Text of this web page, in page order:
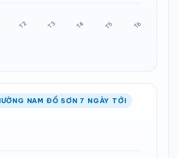
NAM ĐỒ SƠN 7 NGÀY TỚI